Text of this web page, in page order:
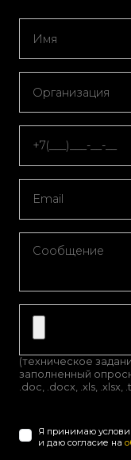
(техническое
заполненный
.doc, .docx, .xls, .xlsx,
Я принимаю
и даю согласие на